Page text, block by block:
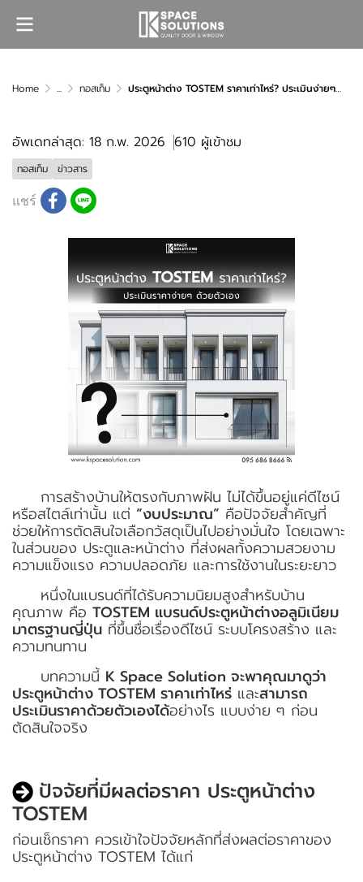
Home ... ทอสเท็ม ประตูหน้าต่าง TOSTEM ราคาเท่าไหร่? ประเมินง่ายๆ ด้วยตัวเอง
อัพเดทล่าสุด: 18 ก.พ. 2026 610 ผู้เข้าชม
ทอสเท็ม ข่าวสาร
แชร์
การสร้างบ้านให้ตรงกับภาพฝัน ไม่ได้ขึ้นอยู่แค่ดีไซน์
หรือสไตล์เท่านั้น แต่ “งบประมาณ” คือปัจจัยสำคัญที่
ช่วยให้การตัดสินใจเลือกวัสดุเป็นไปอย่างมั่นใจ โดยเฉพาะ
ในส่วนของ ประตูและหน้าต่าง ที่ส่งผลทั้งความสวยงาม
ความแข็งแรง ความปลอดภัย และการใช้งานในระยะยาว
หนึ่งในแบรนด์ที่ได้รับความนิยมสูงสำหรับบ้าน
คุณภาพ คือ TOSTEM แบรนด์ประตูหน้าต่างอลูมิเนียม
มาตรฐานญี่ปุ่น ที่ขึ้นชื่อเรื่องดีไซน์ ระบบโครงสร้าง และ
ความทนทาน
บทความนี้ K Space Solution จะพาคุณมาดูว่า
ประตูหน้าต่าง TOSTEM ราคาเท่าไหร่ และสามารถ
ประเมินราคาด้วยตัวเองได้อย่างไร แบบง่าย ๆ ก่อน
ตัดสินใจจริง
ปัจจัยที่มีผลต่อราคา ประตูหน้าต่าง
TOSTEM
ก่อนเช็กราคา ควรเข้าใจปัจจัยหลักที่ส่งผลต่อราคาของ
ประตูหน้าต่าง TOSTEM ได้แก่